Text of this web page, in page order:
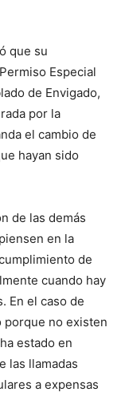
que su
Especial
de Envigado,
por la
el cambio de
hayan sido
de las demás
en la
de
cuando hay
En el caso de
porque no existen
estado en
las llamadas
a expensas